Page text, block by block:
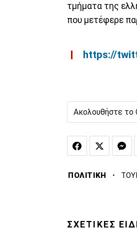
τμήματα της
που μετέφερε
https://
Ακολουθήστε το
ΠΟΛΙΤΙΚΗ ·
ΣΧΕΤΙΚΕΣ